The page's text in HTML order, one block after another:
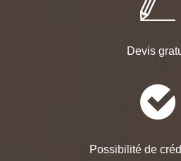
Devis
Possibilité de